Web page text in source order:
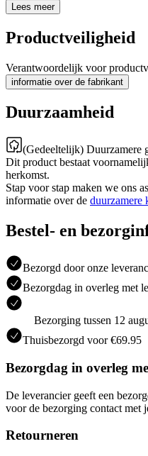
Lees meer
Productveiligheid
Verantwoordelijk voor
informatie over de fabrikant
Duurzaamheid
(Gedeeltelijk) Duurzamere
Dit product bestaat
herkomst.
Stap voor stap maken we ons
informatie over de duurzamere
Bestel- en
Bezorgd door onze
Bezorgdag in overleg met
Bezorging tussen 12
Thuisbezorgd voor €69.95
Bezorgdag in overleg
De leverancier geeft een
voor de bezorging contact met
Retourneren